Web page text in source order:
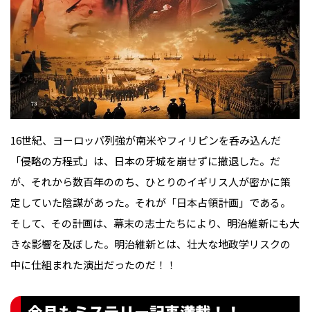
16世紀、ヨーロッパ列強が南米やフィリピンを呑み込んだ
「侵略の方程式」は、日本の牙城を崩せずに撤退した。だ
が、それから数百年ののち、ひとりのイギリス人が密かに策
定していた陰謀があった。それが「日本占領計画」である。
そして、その計画は、幕末の志士たちにより、明治維新にも大
きな影響を及ぼした。明治維新とは、壮大な地政学リスクの
中に仕組まれた演出だったのだ！！